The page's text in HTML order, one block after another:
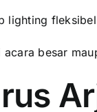
lighting
besar